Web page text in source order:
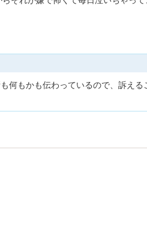
何もかも伝わっているので、訴える